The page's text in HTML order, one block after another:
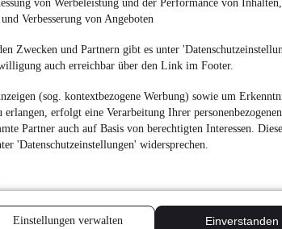
von Werbeleistung und der Performance von Inhalten,
Verbesserung von Angeboten
Zwecken und Partnern gibt es unter
auch erreichbar über den Link im Footer.
(sog. kontextbezogene Werbung) sowie um
erfolgt eine Verarbeitung Ihrer
Partner auch auf Basis von berechtigten Interessen.
'Datenschutzeinstellungen' widersprechen.
Einstellungen verwalten Einverstanden